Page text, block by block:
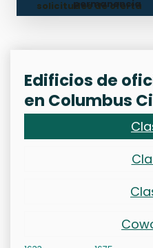
solicitudes de oferta
permanencia
Edificios de
en Columbus